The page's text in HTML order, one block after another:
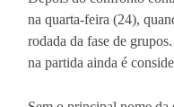
na quarta-feira (24),
rodada da fase de
na partida ainda é